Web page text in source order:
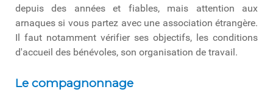
depuis des années et fiables, mais attention aux
arnaques si vous partez avec une association étrangère.
Il faut notamment vérifier ses objectifs, les conditions
d'accueil des bénévoles, son organisation de travail.
Le compagnonnage